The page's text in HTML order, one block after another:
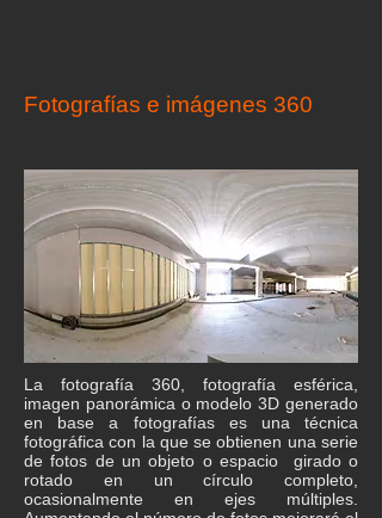
Fotografías e imágenes 360
La fotografía 360, fotografía esférica,
imagen panorámica o modelo 3D generado
en base a fotografías es una técnica
fotográfica con la que se obtienen una serie
de fotos de un objeto o espacio girado o
rotado en un círculo completo,
ocasionalmente en ejes múltiples.